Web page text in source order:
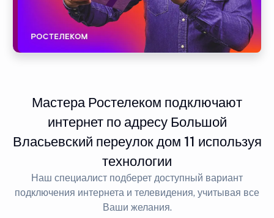
Мастера Ростелеком подключают
интернет по адресу Большой
Власьевский переулок дом 11 используя
технологии
Наш специалист подберет доступный вариант
подключения интернета и телевидения, учитывая все
Ваши желания.